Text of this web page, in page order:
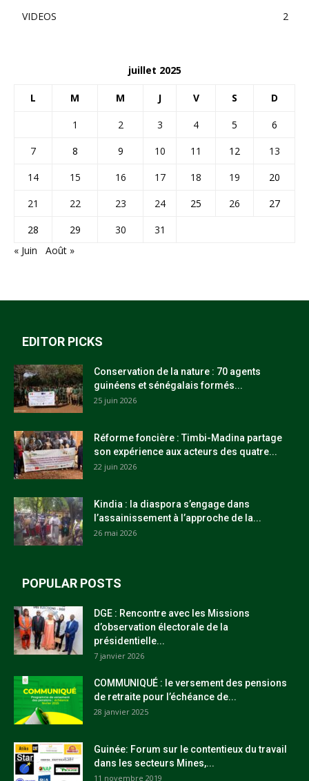
VIDEOS
2
juillet 2025
L M M J V S D
1 2 3 4 5
6
7
8 9 10 11 12
13
14
15 16 17 18 19
20
21
22 23 24 25 26
27
28
29 30
31
« Juin
Août »
EDITOR PICKS
Conservation de la nature : 70 agents
guinéens et sénégalais formés...
25 juin 2026
Réforme foncière : Timbi-Madina partage
son expérience aux acteurs des quatre...
22 juin 2026
Kindia : la diaspora s’engage dans
l’assainissement à l’approche de la...
26 mai 2026
POPULAR POSTS
DGE : Rencontre avec les Missions
d’observation électorale de la
présidentielle...
7 janvier 2026
COMMUNIQUÉ : le versement des pensions
de retraite pour l’échéance de...
28 janvier 2025
Guinée: Forum sur le contentieux du travail
dans les secteurs Mines,...
11 novembre 2019